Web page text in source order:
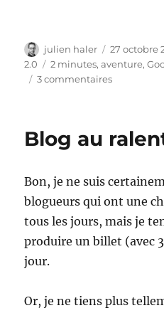
Auteur
julien haler
Publié
le
27 octobre
2.0
Étiquettes
2 minutes,aventure,
3 commentairessur
en
de
vidéo
Blog au
Bon, je ne suis
blogueurs qui ont une
tous les jours, mais je
produire un billet (avec
jour.
Or, je ne tiens plus